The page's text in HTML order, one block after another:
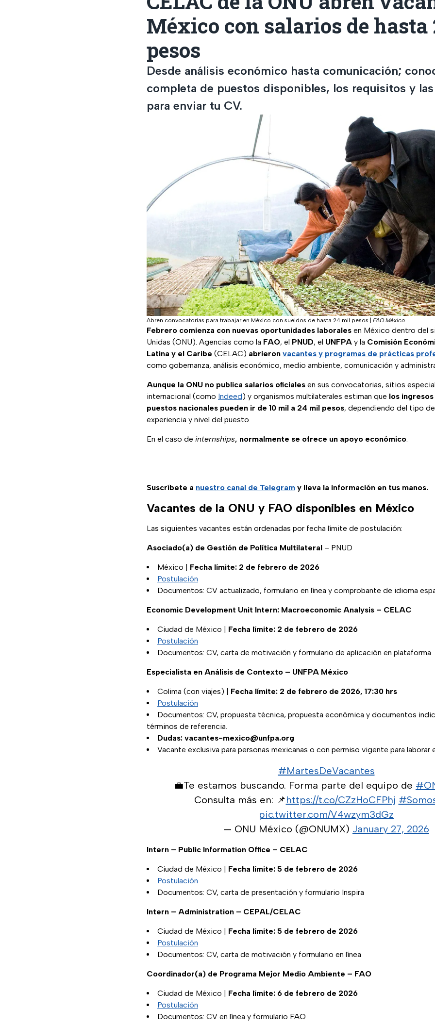
México con salarios de hasta
pesos
Desde análisis económico hasta comunicación;
completa de puestos disponibles, los requisitos y
para enviar tu CV.
Abren convocatorias para trabajar en México con sueldos de hasta 24 mil pesos FAO México
Febrero comienza con nuevas oportunidades laborales en México dentro del
Unidas (ONU). Agencias como la FAO, el PNUD, el UNFPA y la Comisión
Latina y el Caribe (CELAC) abrieron vacantes y programas de prácticas
como gobernanza, análisis económico, medio ambiente, comunicación y
Aunque la ONU no publica salarios oficiales en sus convocatorias, sitios
internacional (como Indeed) y organismos multilaterales estiman que los
puestos nacionales pueden ir de 10 mil a 24 mil pesos, dependiendo del tipo
experiencia y nivel del puesto.
En el caso de internships, normalmente se ofrece un apoyo económico.
Suscríbete a nuestro canal de Telegram y lleva la información en tus manos.
Vacantes de la ONU y FAO disponibles en México
Las siguientes vacantes están ordenadas por fecha límite de postulación:
Asociado(a) de Gestión de Política Multilateral – PNUD
México | Fecha límite: 2 de febrero de 2026
Postulación
Documentos: CV actualizado, formulario en línea y comprobante de idioma
Economic Development Unit Intern: Macroeconomic Analysis – CELAC
Ciudad de México | Fecha límite: 2 de febrero de 2026
Postulación
Documentos: CV, carta de motivación y formulario de aplicación en plataforma
Especialista en Análisis de Contexto – UNFPA México
Colima (con viajes) | Fecha límite: 2 de febrero de 2026, 17:30 hrs
Postulación
Documentos: CV, propuesta técnica, propuesta económica y documentos
términos de referencia.
Dudas: vacantes-mexico@unfpa.org
Vacante exclusiva para personas mexicanas o con permiso vigente para laborar
#MartesDeVacantes
💼Te estamos buscando. Forma parte del equipo de
Consulta más en: 📌https://t.co/CZzHoCFPhj
pic.twitter.com/V4wzym3dGz
— ONU México (@ONUMX) January 27, 2026
Intern – Public Information Office – CELAC
Ciudad de México | Fecha límite: 5 de febrero de 2026
Postulación
Documentos: CV, carta de presentación y formulario Inspira
Intern – Administration – CEPAL/CELAC
Ciudad de México | Fecha límite: 5 de febrero de 2026
Postulación
Documentos: CV, carta de motivación y formulario en línea
Coordinador(a) de Programa Mejor Medio Ambiente – FAO
Ciudad de México | Fecha límite: 6 de febrero de 2026
Postulación
Documentos: CV en línea y formulario FAO